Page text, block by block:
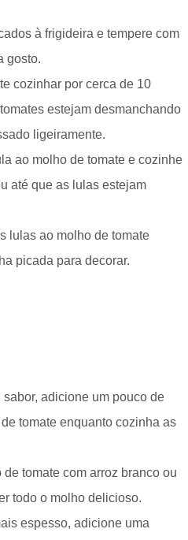
à frigideira e tempere com
gosto.
cozinhar por cerca de 10
estejam desmanchando
ligeiramente.
ao molho de tomate e cozinhe
até que as lulas estejam
lulas ao molho de tomate
picada para decorar.
sabor, adicione um pouco de
tomate enquanto cozinha as
tomate com arroz branco ou
todo o molho delicioso.
espesso, adicione uma